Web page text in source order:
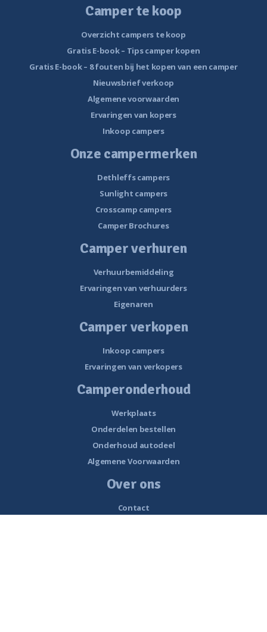
Camper te koop
Overzicht campers te koop
Gratis E-book – Tips camper kopen
Gratis E-book – 8 fouten bij het kopen van een camper
Nieuwsbrief verkoop
Algemene voorwaarden
Ervaringen van kopers
Inkoop campers
Onze campermerken
Dethleffs campers
Sunlight campers
Crosscamp campers
Camper Brochures
Camper verhuren
Verhuurbemiddeling
Ervaringen van verhuurders
Eigenaren
Camper verkopen
Inkoop campers
Ervaringen van verkopers
Camperonderhoud
Werkplaats
Onderdelen bestellen
Onderhoud autodeel
Algemene Voorwaarden
Over ons
Contact